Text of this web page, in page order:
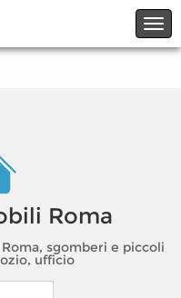
Roma
sgomberi e piccoli
ufficio